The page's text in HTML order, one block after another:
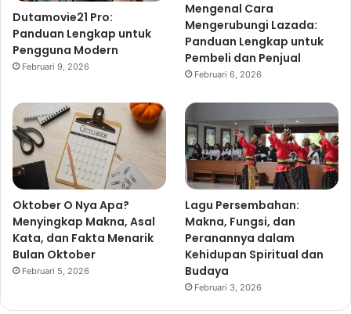
Dutamovie21 Pro:
Panduan Lengkap untuk
Pengguna Modern
Februari 9, 2026
Mengenal Cara
Mengerubungi Lazada:
Panduan Lengkap untuk
Pembeli dan Penjual
Februari 6, 2026
Oktober O Nya Apa?
Menyingkap Makna, Asal
Kata, dan Fakta Menarik
Bulan Oktober
Februari 5, 2026
Lagu Persembahan:
Makna, Fungsi, dan
Peranannya dalam
Kehidupan Spiritual dan
Budaya
Februari 3, 2026